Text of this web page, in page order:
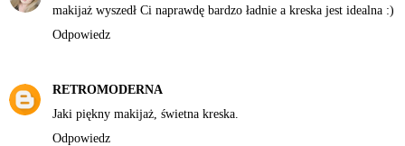
makijaż wyszedł Ci naprawdę bardzo ładnie a kreska jest idealna :)
Odpowiedz
RETROMODERNA
Jaki piękny makijaż, świetna kreska.
Odpowiedz